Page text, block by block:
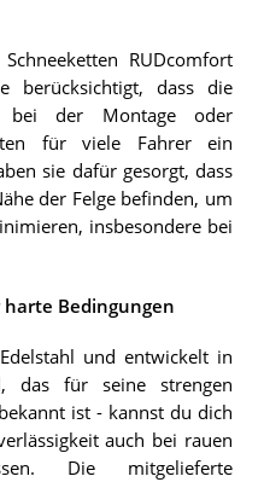
RUDcomfort
berücksichtigt, dass die
bei der Montage oder
für viele Fahrer ein
sie dafür gesorgt, dass
der Felge befinden, um
insbesondere bei
Bedingungen
und entwickelt in
das für seine strengen
ist - kannst du dich
auch bei rauen
Die mitgelieferte